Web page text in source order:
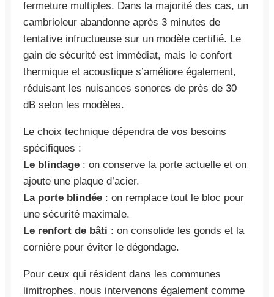
fermeture multiples. Dans la majorité des cas, un
cambrioleur abandonne après 3 minutes de
tentative infructueuse sur un modèle certifié. Le
gain de sécurité est immédiat, mais le confort
thermique et acoustique s’améliore également,
réduisant les nuisances sonores de près de 30
dB selon les modèles.
Le choix technique dépendra de vos besoins
spécifiques :
Le blindage : on conserve la porte actuelle et on
ajoute une plaque d’acier.
La porte blindée : on remplace tout le bloc pour
une sécurité maximale.
Le renfort de bâti : on consolide les gonds et la
cornière pour éviter le dégondage.
Pour ceux qui résident dans les communes
limitrophes, nous intervenons également comme